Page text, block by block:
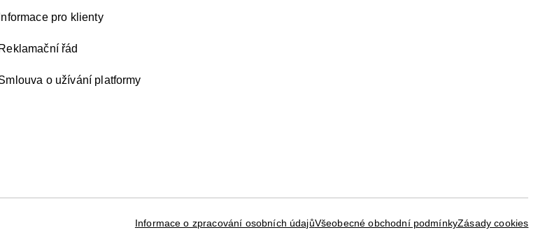
Informace pro klienty
Reklamační řád
o užívání platformy
Informace o zpracování osobních údajůVšeobecné obchodní podmínkyZásady cookies